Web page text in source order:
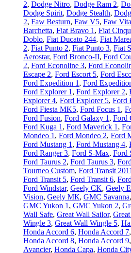
2, Dodge Nitro, Dodge Ram 2,
Dodge Spirit, Dodge Stealth,
2, Faw Besturn, Faw V5, Faw Vita
Barchetta, Fiat Bravo 1 , Fiat
Doblo, Fiat Ducato 244, Fiat
2, Fiat Punto 2, Fiat Punto 3, Fiat
Aerostar, Ford Bronco-II, Ford
2, Ford Econoline 3, Ford
Escape 2, Ford Escort 5, Ford
Ford Expedition 1 , Ford
Ford Explorer 1 , Ford Explorer 2,
Explorer 4, Ford Explorer 5, Ford
Ford Fiesta MK5, Ford Focus 1 ,
Ford Fusion, Ford Galaxy 1 , Ford
Ford Kuga 1 , Ford Maverick 1 ,
Mondeo 1 , Ford Mondeo 2, Ford
Ford Mustang 1 , Ford Mustang 4,
Ford Ranger 3, Ford S-Max, Ford
Ford Taurus 2, Ford Taurus 3,
Tourneo Custom, Ford Transit 2011
Ford Transit 5, Ford Transit 6,
Ford Windstar, Geely CK, Geely
Vision, Geely МК, GMC Savanna,
GMC Yukon 1 , GMC Yukon 2,
Wall Safe, Great Wall Sailor,
Wingle 3, Great Wall Wingle 5,
Honda Accord 6, Honda Accord 7,
Honda Accord 8, Honda Accord 9,
Avancier, Honda Capa, Honda